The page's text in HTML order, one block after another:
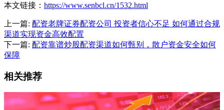
本文链接： https://www.senbcl.cn/1532.html
上一篇: 配资老牌证券配资公司 投资者信心不足 如何通过合规
渠道实现资金高效配置
下一篇: 配资靠谱炒股配资渠道如何甄别，散户资金安全如何
保障
相关推荐